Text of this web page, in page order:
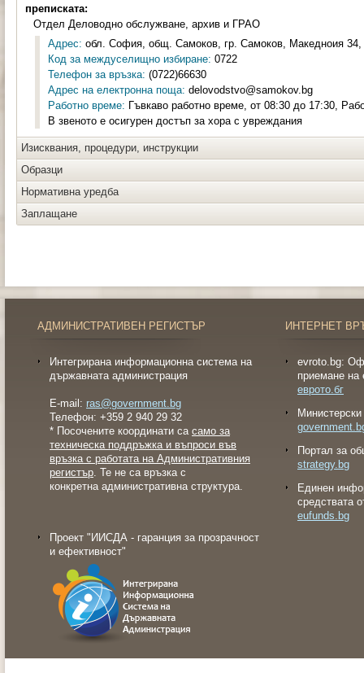
преписката:
Отдел Деловодно обслужване, архив и ГРАО
Адрес: обл. София, общ. Самоков, гр. Самоков, Македноия 34,
Код за междуселищно избиране: 0722
Телефон за връзка: (0722)66630
Адрес на електронна поща: delovodstvo@samokov.bg
Работно време: Гъвкаво работно време, от 08:30 до 17:30,
В звеното е осигурен достъп за хора с увреждания
Изисквания, процедури, инструкции
Образци
Нормативна уредба
Заплащане
АДМИНИСТРАТИВЕН РЕГИСТЪР
Интегрирана информационна система на
държавната администрация
E-mail: ras@government.bg
Телефон: +359 2 940 29 32
* Посочените координати са само за
техническа поддръжка и въпроси във
връзка с работата на Административния
регистър. Те не са връзка с
конкретна административна структура.
Проект "ИИСДА - гаранция за прозрачност
и ефективност"
ИНТЕРНЕТ
evroto.bg:
приемане на
еврото.бг
Портал за
strategy.bg
Eдинен
средствата
eufunds.bg